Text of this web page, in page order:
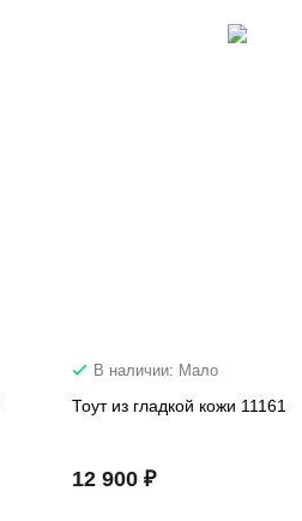
В наличии: Мало
Тоут из гладкой кожи 11161
12 900 ₽